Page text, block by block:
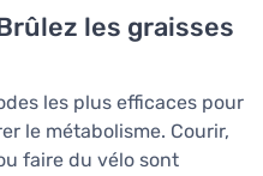
les graisses
les plus efficaces pour
le métabolisme. Courir,
faire du vélo sont